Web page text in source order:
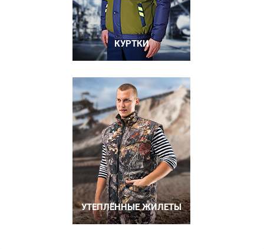
КУРТКИ
УТЕПЛЁННЫЕ ЖИЛЕТЫ